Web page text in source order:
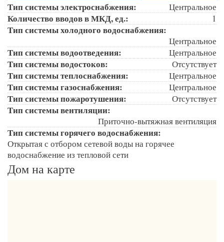
Тип системы электроснабжения: Центральное
Количество вводов в МКД, ед.: 1
Тип системы холодного водоснабжения:
Центральное
Тип системы водоотведения: Центральное
Тип системы водостоков: Отсутствует
Тип системы теплоснабжения: Центральное
Тип системы газоснабжения: Центральное
Тип системы пожаротушения: Отсутствует
Тип системы вентиляции:
Приточно-вытяжная вентиляция
Тип системы горячего водоснабжения:
Открытая с отбором сетевой воды на горячее
водоснабжение из тепловой сети
Дом на карте